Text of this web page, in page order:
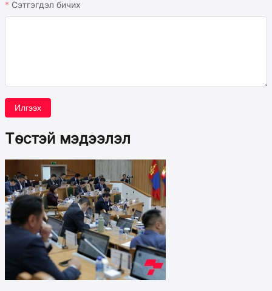
Сэтгэгдэл бичих
Илгээх
Төстэй мэдээлэл